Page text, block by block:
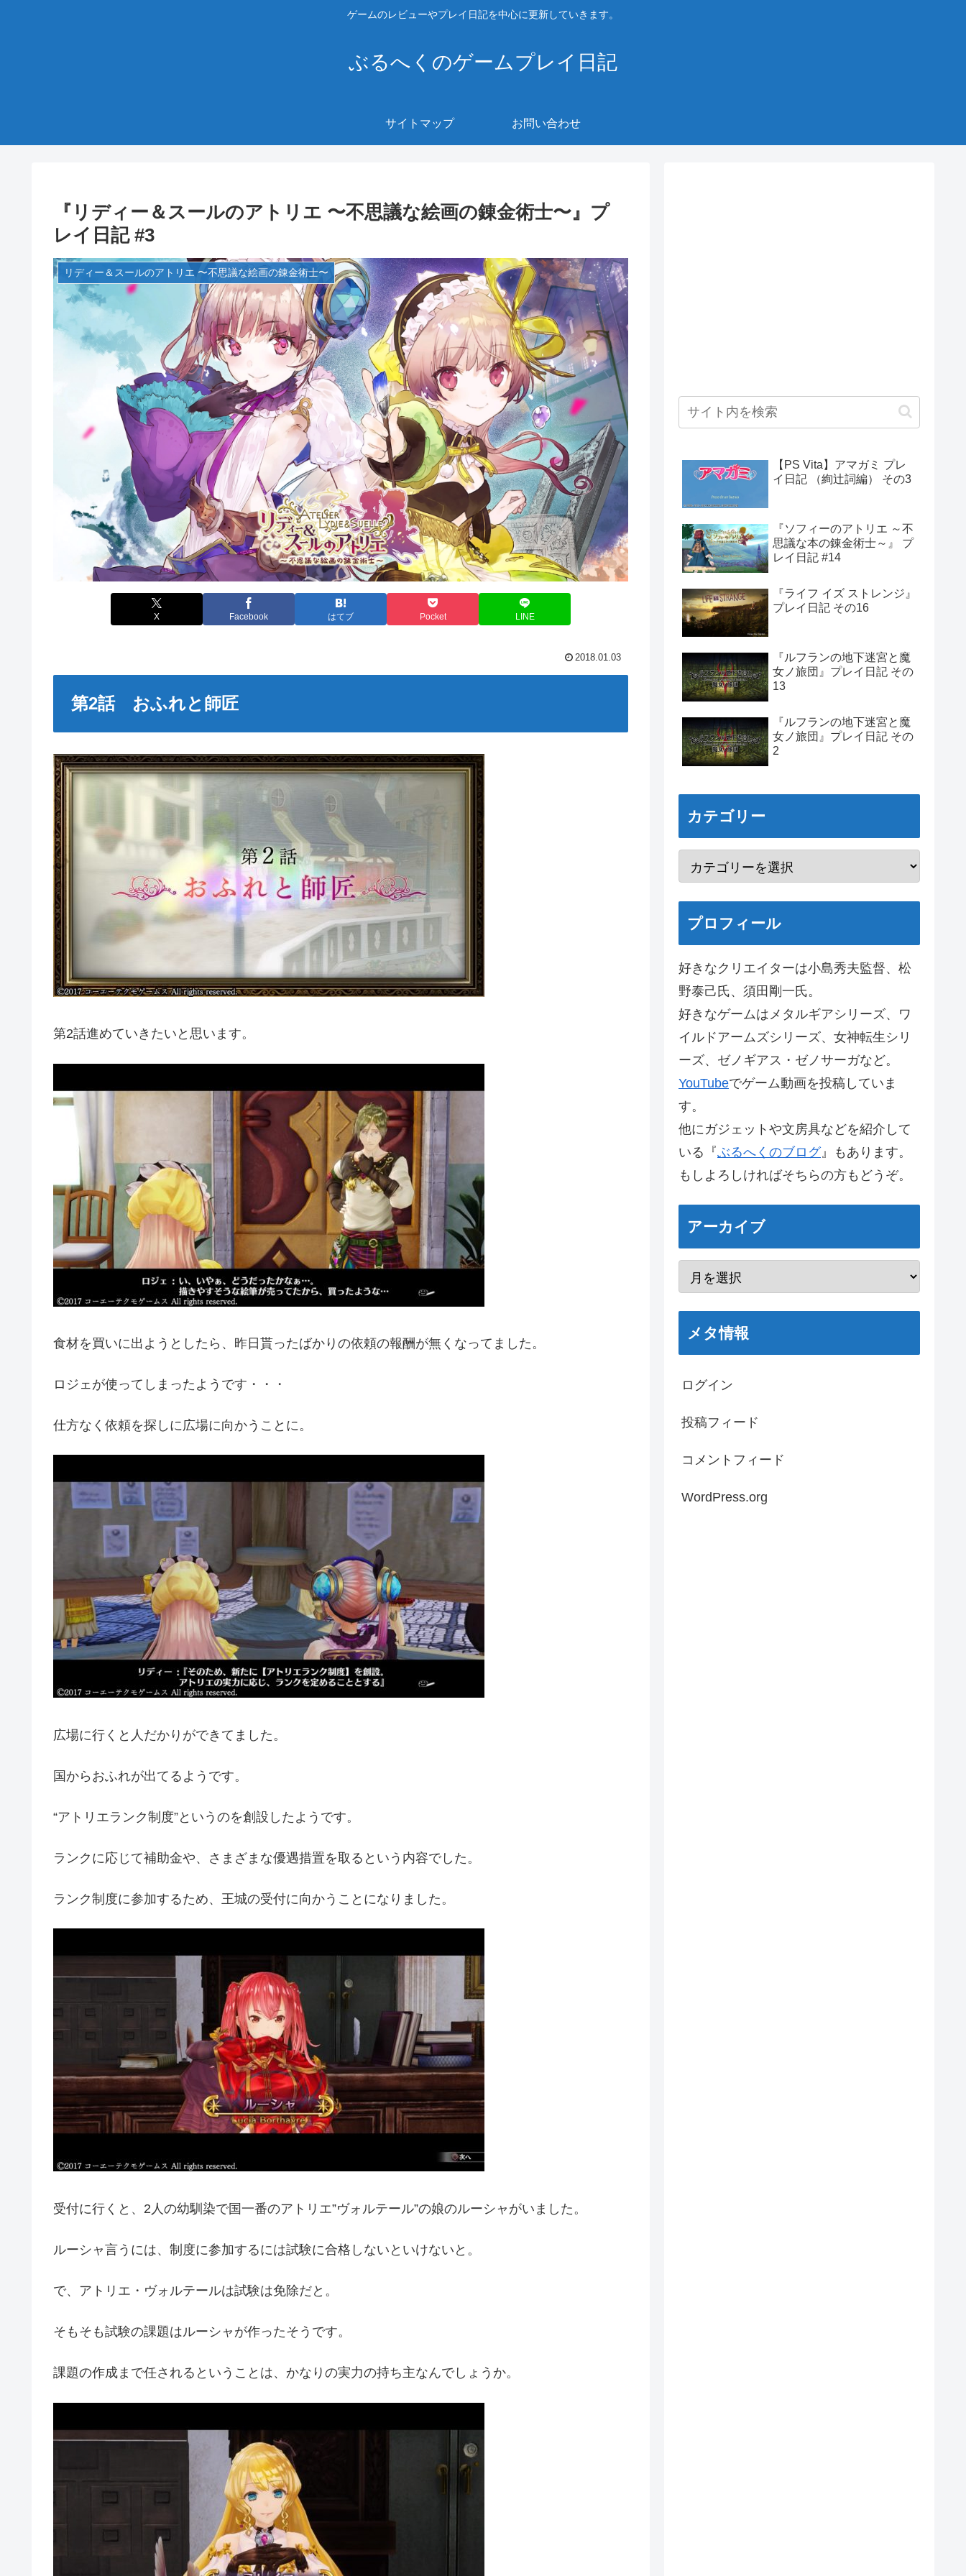
ゲームのレビューやプレイ日記を中心に更新していきます。
ぶるへくのゲームプレイ日記
サイトマップ お問い合わせ
『リディー＆スールのアトリエ 〜不思議な絵画の錬金術士〜』プ
レイ日記 #3
リディー＆スールのアトリエ 〜不思議な絵画の錬金術士〜
X Facebook はてブ Pocket LINE
2018.01.03
第2話 おふれと師匠
第2話進めていきたいと思います。
食材を買いに出ようとしたら、昨日貰ったばかりの依頼の報酬が無くなってました。
ロジェが使ってしまったようです・・・
仕方なく依頼を探しに広場に向かうことに。
広場に行くと人だかりができてました。
国からおふれが出てるようです。
“アトリエランク制度”というのを創設したようです。
ランクに応じて補助金や、さまざまな優遇措置を取るという内容でした。
ランク制度に参加するため、王城の受付に向かうことになりました。
受付に行くと、2人の幼馴染で国一番のアトリエ”ヴォルテール”の娘のルーシャがいました。
ルーシャ言うには、制度に参加するには試験に合格しないといけないと。
で、アトリエ・ヴォルテールは試験は免除だと。
そもそも試験の課題はルーシャが作ったそうです。
課題の作成まで任されるということは、かなりの実力の持ち主なんでしょうか。
【PS Vita】アマガミ プレ
イ日記 （絢辻詞編） その3
『ソフィーのアトリエ ～不
思議な本の錬金術士～』 プ
レイ日記 #14
『ライフ イズ ストレンジ』
プレイ日記 その16
『ルフランの地下迷宮と魔
女ノ旅団』プレイ日記 その
13
『ルフランの地下迷宮と魔
女ノ旅団』プレイ日記 その
2
カテゴリー
プロフィール
好きなクリエイターは小島秀夫監督、松
野泰己氏、須田剛一氏。
好きなゲームはメタルギアシリーズ、ワ
イルドアームズシリーズ、女神転生シリ
ーズ、ゼノギアス・ゼノサーガなど。
YouTubeでゲーム動画を投稿していま
す。
他にガジェットや文房具などを紹介して
いる『ぶるへくのブログ』もあります。
もしよろしければそちらの方もどうぞ。
アーカイブ
メタ情報
ログイン
投稿フィード
コメントフィード
WordPress.org